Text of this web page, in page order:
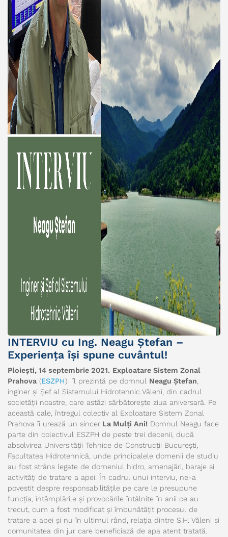
INTERVIU cu Ing. Neagu Ștefan –
Experiența își spune cuvântul!
Ploiești, 14 septembrie 2021. Exploatare Sistem Zonal
Prahova (ESZPH) îl prezintă pe domnul Neagu Ștefan
inginer și Șef al Sistemului Hidrotehnic Văleni, din cadrul
societății noastre, care astăzi sărbătorește ziua aniversară. Pe
această cale, întregul colectiv al Exploatare Sistem Zonal
Prahova îi urează un sincer La Mulți Ani! Domnul Neagu face
parte din colectivul ESZPH de peste trei decenii, după
absolvirea Universității Tehnice de Construcții București,
Facultatea Hidrotehnică, unde principalele domenii de studiu
au fost strâns legate de domeniul hidro, amenajări, baraje și
activități de tratare a apei. În cadrul unui interviu, ne-a
povestit despre responsabilitățile pe care le presupune
funcția, întâmplările și provocările întâlnite în anii ce au
trecut, cum a fost modificat și îmbunătățit procesul de
tratare a apei și nu în ultimul rând, relația dintre S.H. Văleni și
comunitatea din jur care beneficiază de apa atent tratată.